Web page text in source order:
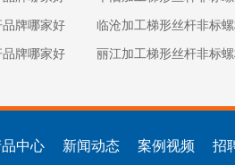
牌哪家好 临沧加工梯形丝杆非标
牌哪家好 丽江加工梯形丝杆非标
中心 新闻动态 案例视频 招